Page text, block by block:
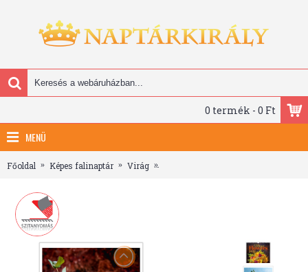
0 termék - 0 Ft
MENÜ
Főoldal Képes falinaptár Virág